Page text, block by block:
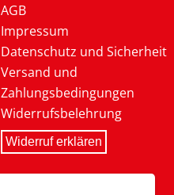
AGB
Impressum
Datenschutz und Sicherheit
Versand und
Zahlungsbedingungen
Widerrufsbelehrung
Widerruf erklären